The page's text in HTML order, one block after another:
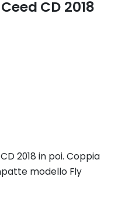
CD 2018
CD 2018 in poi. Coppia
modello Fly